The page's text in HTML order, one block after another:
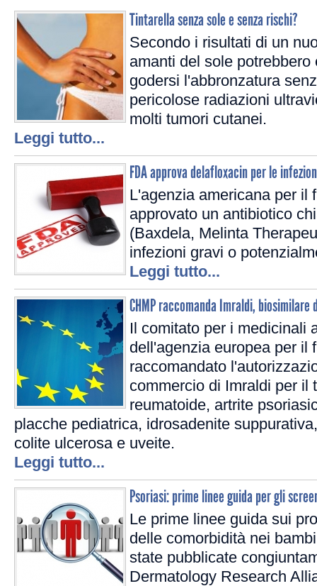
Tintarella senza sole e senza rischi?
Secondo i risultati di un
amanti del sole potrebbero
godersi l'abbronzatura
pericolose radiazioni
molti tumori cutanei.
Leggi tutto...
FDA approva delafloxacin per le
L'agenzia americana per il
approvato un antibiotico
(Baxdela, Melinta
infezioni gravi o
Leggi tutto...
CHMP raccomanda Imraldi, biosimilare
Il comitato per i medicinali
dell'agenzia europea per il
raccomandato
commercio di Imraldi per il
reumatoide, artrite
placche pediatrica, idrosadenite
colite ulcerosa e uveite.
Leggi tutto...
Psoriasi: prime linee guida per gli
Le prime linee guida sui
delle comorbidità nei
state pubblicate
Dermatology Research